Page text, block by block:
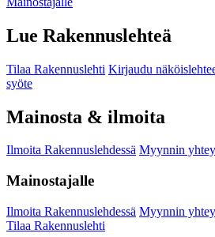
Lue Rakennuslehteä
Tilaa Rakennuslehti Kirjaudu
syöte
Mainosta & ilmoita
Ilmoita Rakennuslehdessä Myynnin
Mainostajalle
Ilmoita Rakennuslehdessä Myynnin
Tilaa Rakennuslehti